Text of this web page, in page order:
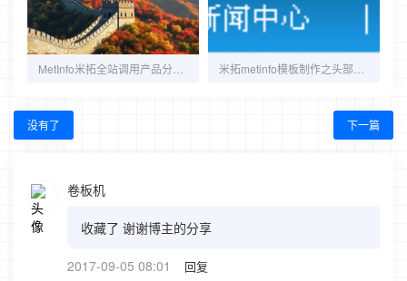
没有了 下一篇
卷板机
收藏了 谢谢博主的分享
2017-09-05 08:01 回复